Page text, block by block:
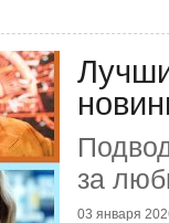
за
03 января